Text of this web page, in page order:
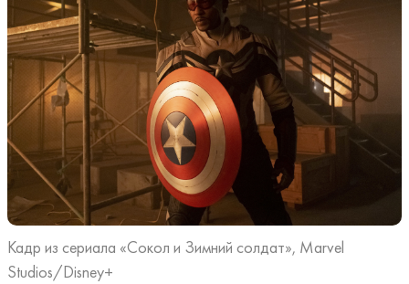
Кадр из сериала «Сокол и Зимний солдат», Marvel
Studios/Disney+